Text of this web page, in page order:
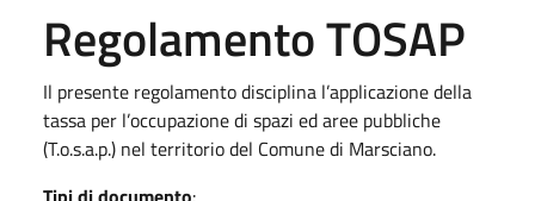
Regolamento TOSAP
Il presente regolamento disciplina l’applicazione della
tassa per l’occupazione di spazi ed aree pubbliche
(T.o.s.a.p.) nel territorio del Comune di Marsciano.